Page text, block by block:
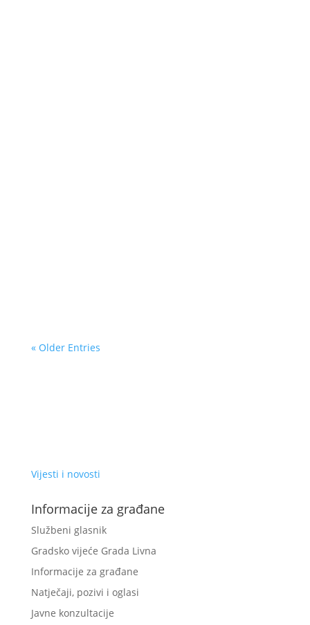
« Older Entries
Vijesti i novosti
Informacije za građane
Službeni glasnik
Gradsko vijeće Grada Livna
Informacije za građane
Natječaji, pozivi i oglasi
Javne konzultacije